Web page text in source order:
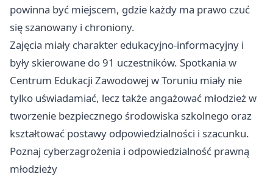
powinna być miejscem, gdzie każdy ma prawo czuć
się szanowany i chroniony.
Zajęcia miały charakter edukacyjno-informacyjny i
były skierowane do 91 uczestników. Spotkania w
Centrum Edukacji Zawodowej w Toruniu miały nie
tylko uświadamiać, lecz także angażować młodzież w
tworzenie bezpiecznego środowiska szkolnego oraz
kształtować postawy odpowiedzialności i szacunku.
Poznaj cyberzagrożenia i odpowiedzialność prawną
młodzieży